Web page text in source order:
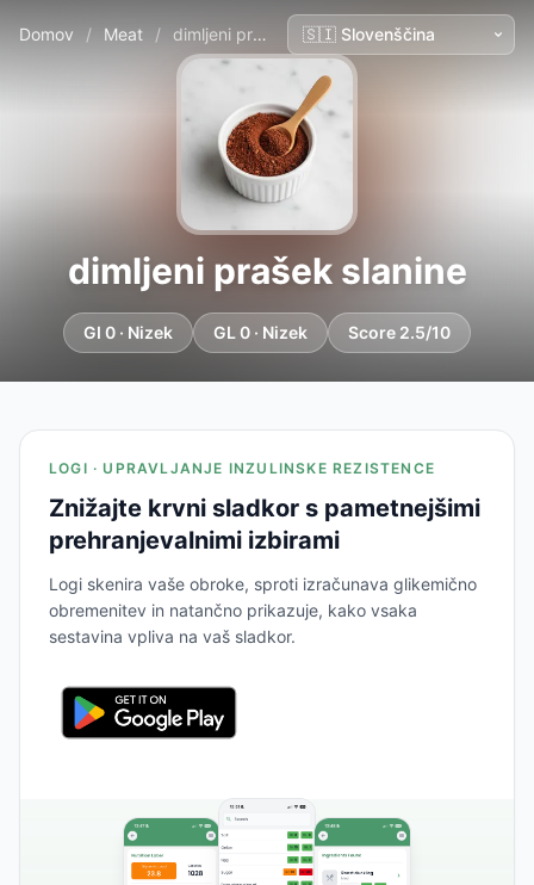
Domov / Meat / dimljeni prašek slanine
dimljeni prašek slanine
GI 0 · Nizek GL 0 · Nizek Score 2.5/10
LOGI · UPRAVLJANJE INZULINSKE REZISTENCE
Znižajte krvni sladkor s pametnejšimi
prehranjevalnimi izbirami
Logi skenira vaše obroke, sproti izračunava glikemično
obremenitev in natančno prikazuje, kako vsaka
sestavina vpliva na vaš sladkor.